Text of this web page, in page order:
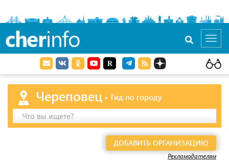
cherinfo
Череповец
Гид по городу
Что вы ищете?
ДОБАВИТЬ ОРГАНИЗАЦИЮ
Рекламодателям